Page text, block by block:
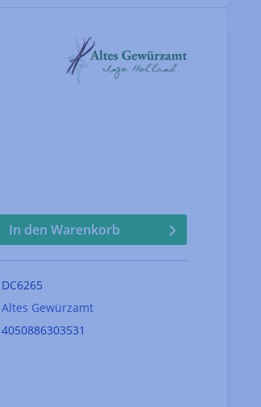
In den Warenkorb
DC6265
Altes Gewürzamt
4050886303531